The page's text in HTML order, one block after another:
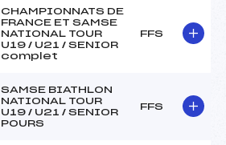
CHAMPIONNATS DE
FRANCE ET SAMSE
NATIONAL TOUR
U19 / U21 / SENIOR
complet
FFS
SAMSE BIATHLON
NATIONAL TOUR
U19 / U21 / SENIOR
POURS
FFS